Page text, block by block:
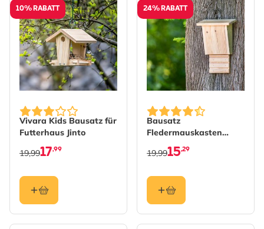
10% RABATT
Vivara Kids Bausatz für
Futterhaus Jinto
17,99
19,99
24% RABATT
Bausatz
Fledermauskasten
„Igor”15,29
19,99